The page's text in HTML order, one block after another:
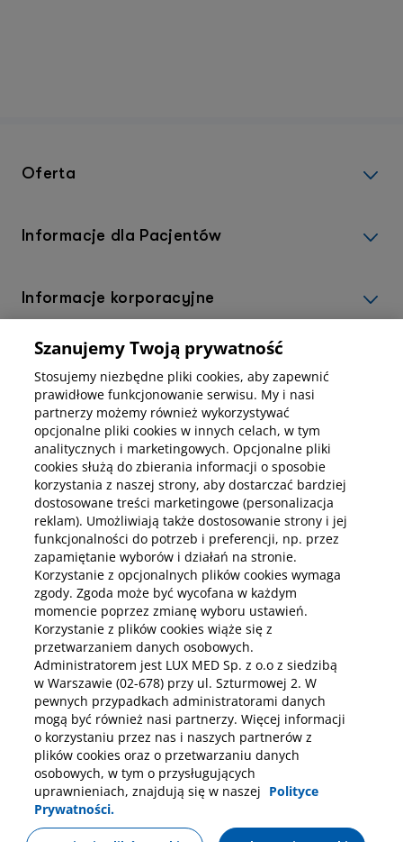
Oferta
Informacje dla Pacjentów
Informacje korporacyjne
Kup abonamenty online
Kup online
Pobierz aplikację mobilną
Polityka prywatności
Szanujemy Twoją prywatność
Stosujemy niezbędne pliki cookies, aby zapewnić
prawidłowe funkcjonowanie serwisu. My i nasi
partnerzy możemy również wykorzystywać
opcjonalne pliki cookies w innych celach, w tym
analitycznych i marketingowych. Opcjonalne pliki
cookies służą do zbierania informacji o sposobie
korzystania z naszej strony, aby dostarczać bardziej
dostosowane treści marketingowe (personalizacja
reklam). Umożliwiają także dostosowanie strony i jej
funkcjonalności do potrzeb i preferencji, np. przez
zapamiętanie wyborów i działań na stronie.
Korzystanie z opcjonalnych plików cookies wymaga
zgody. Zgoda może być wycofana w każdym
momencie poprzez zmianę wyboru ustawień.
Korzystanie z plików cookies wiąże się z
przetwarzaniem danych osobowych.
Administratorem jest LUX MED Sp. z o.o z siedzibą
w Warszawie (02-678) przy ul. Szturmowej 2. W
pewnych przypadkach administratorami danych
mogą być również nasi partnerzy. Więcej informacji
o korzystaniu przez nas i naszych partnerów z
plików cookies oraz o przetwarzaniu danych
osobowych, w tym o przysługujących
uprawnieniach, znajdują się w naszej Polityce
Prywatności.